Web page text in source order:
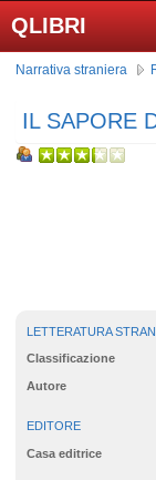
QLIBRI
Narrativa straniera
IL SAPORE
LETTERATURA
Classificazione
Autore
EDITORE
Casa editrice